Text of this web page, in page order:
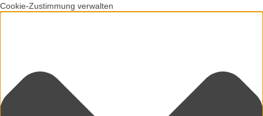
Cookie-Zustimmung verwalten